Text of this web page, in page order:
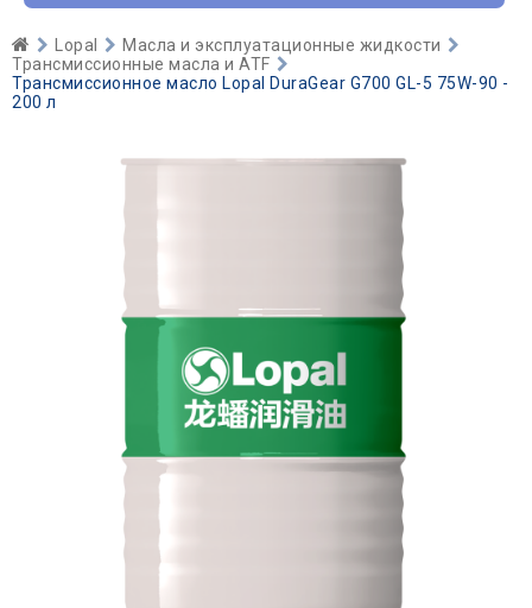
Lopal
Масла и эксплуатационные жидкости
Трансмиссионные масла и ATF
Трансмиссионное масло Lopal DuraGear G700 GL-5 75W-90 -
200 л